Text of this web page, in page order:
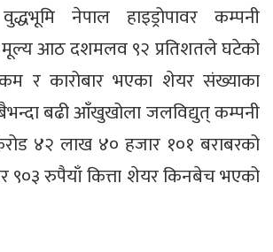
नेपाल हाइड्रोपावर कम्पनी
आठ दशमलव ९२ प्रतिशतले घटेको
र कारोबार भएका शेयर संख्याका
बढी आँखुखोला जलविद्युत् कम्पनी
४२ लाख ४० हजार १०१ बराबरको
९०३ रुपैयाँ कित्ता शेयर किनबेच भएको